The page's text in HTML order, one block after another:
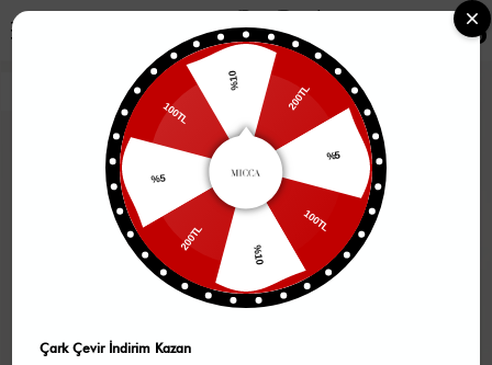
0
%10 200TL
%5
100TL
%10
200TL
%5
100TL
Çark Çevir İndirim Kazan